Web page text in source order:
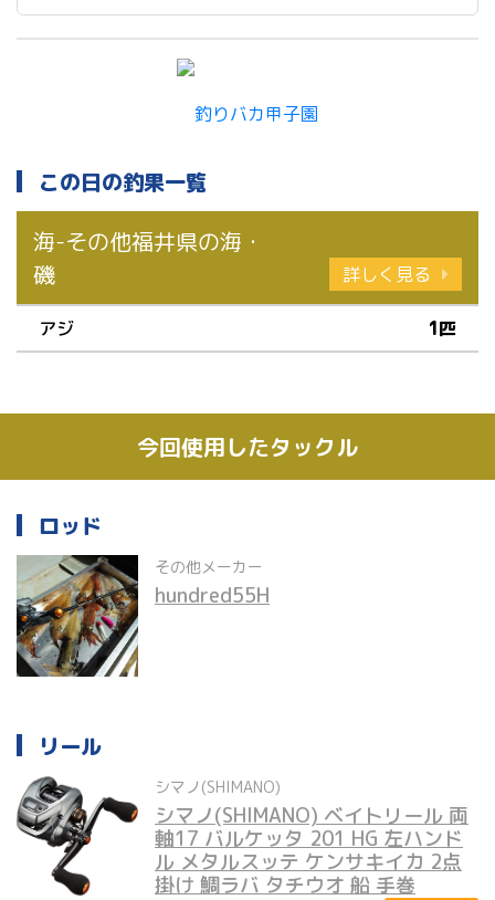
この日の釣果一覧
海-その他福井県の海・
磯
詳しく見る
アジ 1匹
今回使用したタックル
ロッド
その他メーカー
hundred55H
リール
シマノ(SHIMANO)
シマノ(SHIMANO) ベイトリール 両
軸17 バルケッタ 201 HG 左ハンド
ル メタルスッテ ケンサキイカ 2点
掛け 鯛ラバ タチウオ 船 手巻